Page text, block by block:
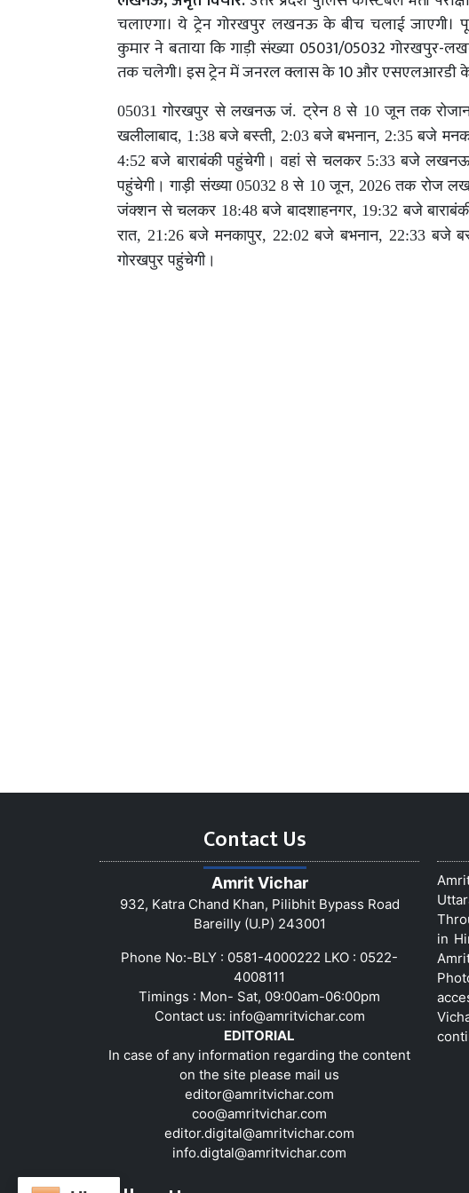
चलाएगा। ये ट्रेन गोरखपुर लखनऊ के बीच चलाई जाएगी।
कुमार ने बताया कि गाड़ी संख्या 05031/05032 गोरखपुर-
तक चलेगी। इस ट्रेन में जनरल क्लास के 10 और एसएलआरडी के
05031 गोरखपुर से लखनऊ जं. ट्रेन 8 से 10 जून तक
खलीलाबाद, 1:38 बजे बस्ती, 2:03 बजे बभनान, 2:35 बजे
4:52 बजे बाराबंकी पहुंचेगी। वहां से चलकर 5:33 बजे
पहुंचेगी। गाड़ी संख्या 05032 8 से 10 जून, 2026 तक
जंक्शन से चलकर 18:48 बजे बादशाहनगर, 19:32 बजे
रात, 21:26 बजे मनकापुर, 22:02 बजे बभनान, 22:33 बजे
गोरखपुर पहुंचेगी।
Contact Us
Amrit Vichar
932, Katra Chand Khan, Pilibhit Bypass Road
Bareilly (U.P) 243001
Phone No:-BLY : 0581-4000222 LKO : 0522-
4008111
Timings : Mon- Sat, 09:00am-06:00pm
Contact us: info@amritvichar.com
EDITORIAL
In case of any information regarding the content
on the site please mail us
editor@amritvichar.com
coo@amritvichar.com
editor.digital@amritvichar.com
info.digtal@amritvichar.com
in